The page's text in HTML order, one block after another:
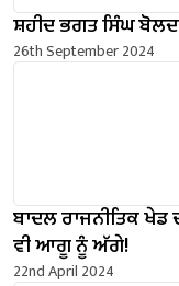
ਸ਼ਹੀਦ ਭਗਤ ਸਿੰਘ
26th September 2024
ਬਾਦਲ ਰਾਜਨੀਤਿਕ ਖੇਡ
ਵੀ ਆਗੂ ਨੂੰ ਅੱਗੇ!
22nd April 2024